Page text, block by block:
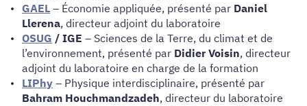
GAEL – Économie appliquée, présenté par Daniel
Llerena, directeur adjoint du laboratoire
OSUG / IGE – Sciences de la Terre, du climat et de
l’environnement, présenté par Didier Voisin, directeur
adjoint du laboratoire en charge de la formation
LIPhy – Physique interdisciplinaire, présenté par
Bahram Houchmandzadeh, directeur du laboratoire